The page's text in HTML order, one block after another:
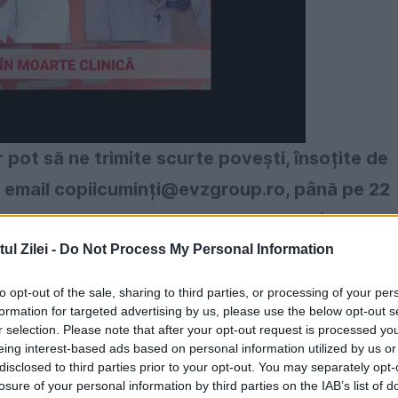
Zilei - Do Not Process My Personal Information
opt-out of the sale, sharing to third parties, or processing of your
for targeted advertising by us, please use the below opt-out
selection. Please note that after your opt-out request is processed
interest-based ads based on personal information utilized by us
to third parties prior to your opt-out. You may separately
of your personal information by third parties on the IAB’s list of
pot să ne trimite scurte povești, însoțite de
copiicuminți@evzgroup.ro, până pe 22
ca să-i putem anunța atunci când
de anul acesta va fi publicat pe 22
care ne scriu, trebuie să avem și acordul
ale lui Moș Crăciun, vom include
personaj le va trimite Diplome de merit